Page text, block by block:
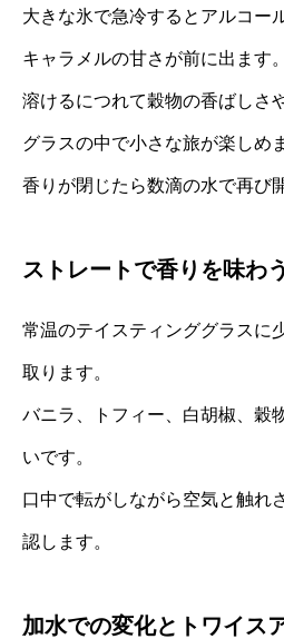
大きな氷で急冷するとアルコー
キャラメルの甘さが前に出ます。
溶けるにつれて穀物の香ばしさ
グラスの中で小さな旅が楽しめ
香りが閉じたら数滴の水で再び
ストレートで香りを味わう
常温のテイスティンググラスに
取ります。
バニラ、トフィー、白胡椒、穀
いです。
口中で転がしながら空気と触れ
認します。
加水での変化とトワイス